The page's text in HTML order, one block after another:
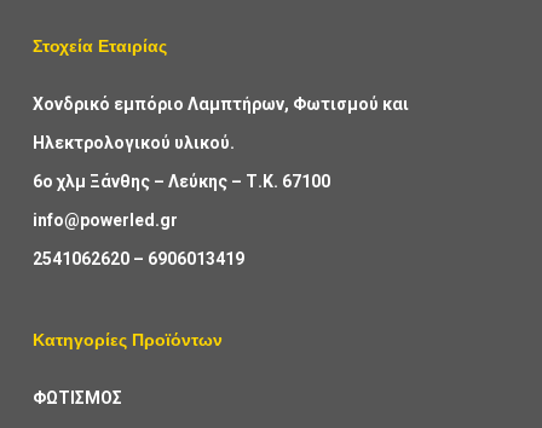
Στοχεία Εταιρίας
Χονδρικό εμπόριο Λαμπτήρων, Φωτισμού και
Ηλεκτρολογικού υλικού.
6ο χλμ Ξάνθης – Λεύκης – Τ.Κ. 67100
info@powerled.gr
2541062620– 6906013419
Κατηγορίες Προϊόντων
ΦΩΤΙΣΜΟΣ